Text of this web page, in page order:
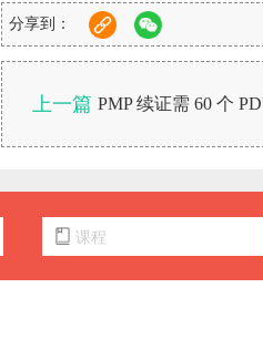
分享到：
上一篇